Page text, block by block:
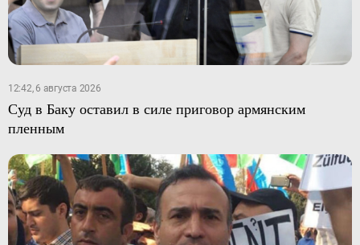
12:42, 6 августа 2026
Суд в Баку оставил в силе приговор армянским
пленным